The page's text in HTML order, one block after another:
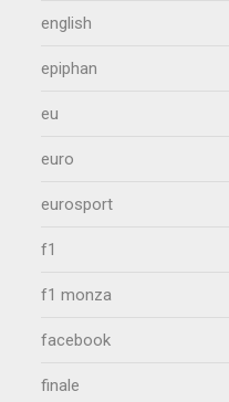
english
epiphan
eu
euro
eurosport
f1
f1 monza
facebook
finale